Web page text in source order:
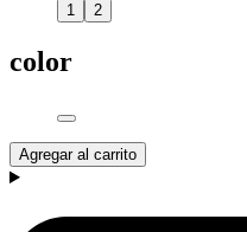
1 2
color
Agregar al carrito